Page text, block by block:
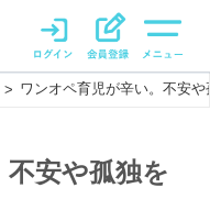
> ワンオペ育児が辛い。不安
安や孤独を